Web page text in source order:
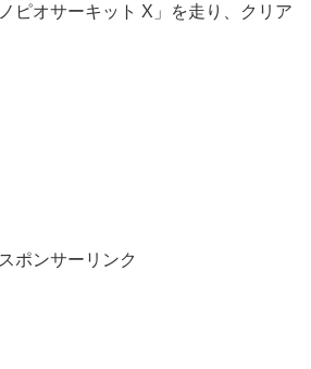
ピオサーキット X」を走り、クリア
スポンサーリンク